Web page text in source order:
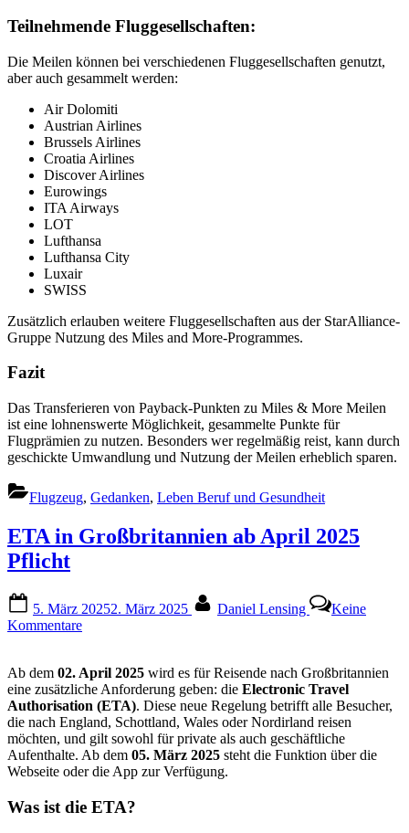
Teilnehmende Fluggesellschaften:
Die Meilen können bei verschiedenen Fluggesellschaften genutzt,
aber auch gesammelt werden:
Air Dolomiti
Austrian Airlines
Brussels Airlines
Croatia Airlines
Discover Airlines
Eurowings
ITA Airways
LOT
Lufthansa
Lufthansa City
Luxair
SWISS
Zusätzlich erlauben weitere Fluggesellschaften aus der StarAlliance-
Gruppe Nutzung des Miles and More-Programmes.
Fazit
Das Transferieren von Payback-Punkten zu Miles & More Meilen
ist eine lohnenswerte Möglichkeit, gesammelte Punkte für
Flugprämien zu nutzen. Besonders wer regelmäßig reist, kann durch
geschickte Umwandlung und Nutzung der Meilen erheblich sparen.
Flugzeug, Gedanken, Leben Beruf und Gesundheit
ETA in Großbritannien ab April 2025
Pflicht
on
5. März 20252. März 2025 Daniel Lensing
Keine
Kommentarezu
Großbritannien
ab
April
2025
Pflicht
Ab dem 02. April 2025 wird es für Reisende nach Großbritannien
eine zusätzliche Anforderung geben: die Electronic Travel
Authorisation (ETA). Diese neue Regelung betrifft alle Besucher,
die nach England, Schottland, Wales oder Nordirland reisen
möchten, und gilt sowohl für private als auch geschäftliche
Aufenthalte. Ab dem 05. März 2025 steht die Funktion über die
Webseite oder die App zur Verfügung.
Was ist die ETA?